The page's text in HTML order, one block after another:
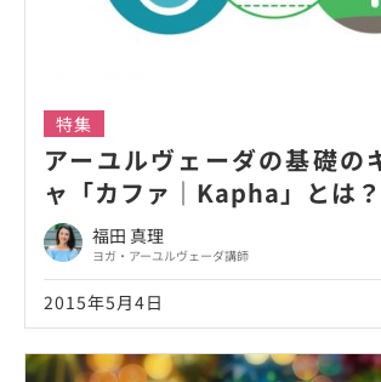
特集
アーユルヴェーダの基礎の
ャ「カファ｜Kapha」とは？
福田 真理
ヨガ・アーユルヴェーダ講師
2015年5月4日